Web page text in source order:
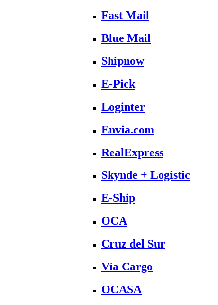
Fast Mail
Blue Mail
Shipnow
E-Pick
Loginter
Envia.com
RealExpress
Skynde + Logistic
E-Ship
OCA
Cruz del Sur
Vía Cargo
OCASA